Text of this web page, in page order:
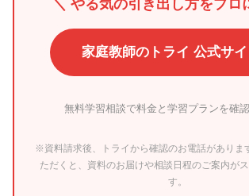
＼ やる気の引き出し方をプロ
家庭教師のトライ 公式サ
無料学習相談で料金と学習プランを確
※資料請求後、トライから確認のお電話がありま
ただくと、資料のお届けや相談日程のご案内が
す。